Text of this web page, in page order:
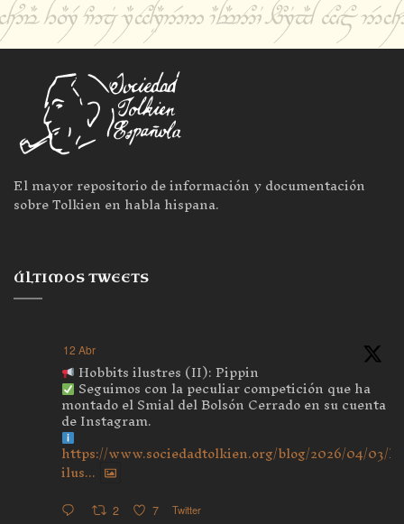
El mayor repositorio de información y documentación
sobre Tolkien en habla hispana.
ÚLTIMOS TWEETS
12 Abr
Hobbits ilustres (II): Pippin
Seguimos con la peculiar competición que ha
montado el Smial del Bolsón Cerrado en su cuenta
de Instagram.
https://www.sociedadtolkien.org/blog/2026/04/03/
ilus...
2 7 Twitter